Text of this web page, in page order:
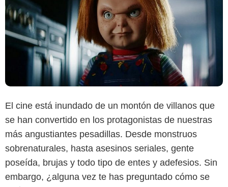
El cine está inundado de un montón de villanos que
se han convertido en los protagonistas de nuestras
más angustiantes pesadillas. Desde monstruos
sobrenaturales, hasta asesinos seriales, gente
poseída, brujas y todo tipo de entes y adefesios. Sin
embargo, ¿alguna vez te has preguntado cómo se